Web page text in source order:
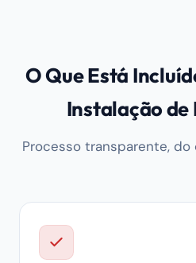
O Que Está
Instalação
Processo transparente,